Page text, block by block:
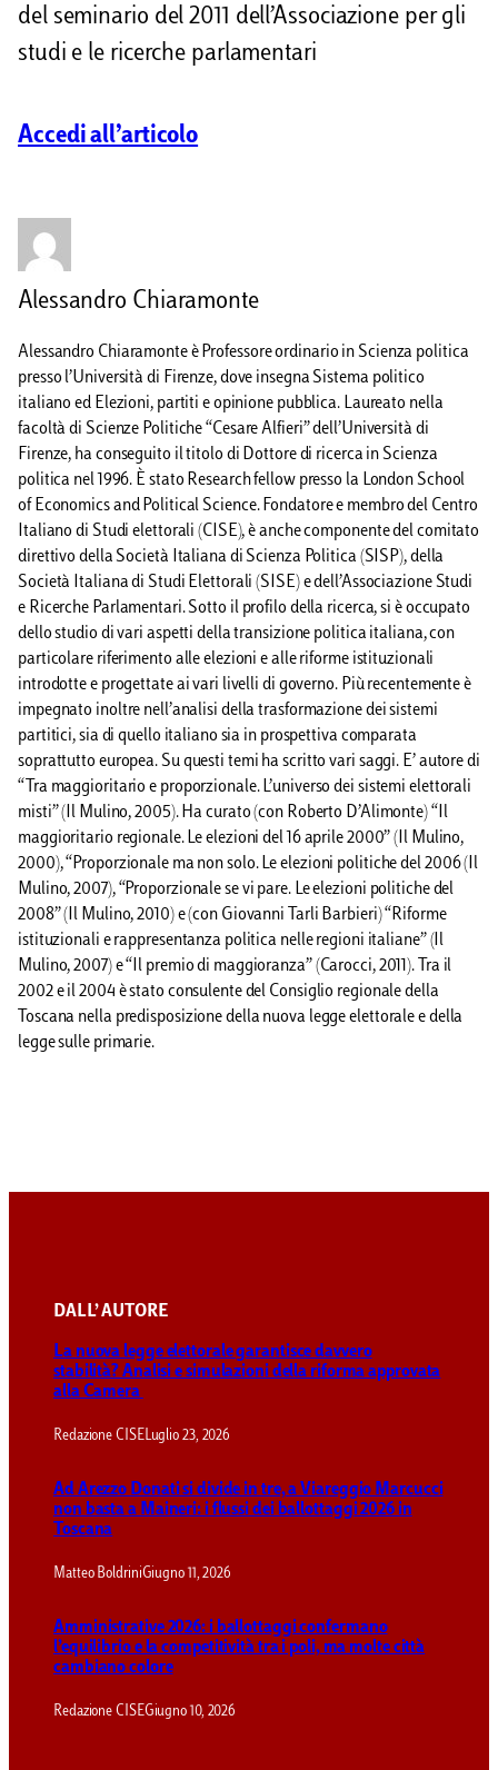
del seminario del 2011 dell’Associazione per gli
studi e le ricerche parlamentari
Accedi all’articolo
Alessandro Chiaramonte
Alessandro Chiaramonte è Professore ordinario in Scienza politica
presso l’Università di Firenze, dove insegna Sistema politico
italiano ed Elezioni, partiti e opinione pubblica. Laureato nella
facoltà di Scienze Politiche “Cesare Alfieri” dell’Università di
Firenze, ha conseguito il titolo di Dottore di ricerca in Scienza
politica nel 1996. È stato Research fellow presso la London School
of Economics and Political Science. Fondatore e membro del Centro
Italiano di Studi elettorali (CISE), è anche componente del comitato
direttivo della Società Italiana di Scienza Politica (SISP), della
Società Italiana di Studi Elettorali (SISE) e dell’Associazione Studi
e Ricerche Parlamentari. Sotto il profilo della ricerca, si è occupato
dello studio di vari aspetti della transizione politica italiana, con
particolare riferimento alle elezioni e alle riforme istituzionali
introdotte e progettate ai vari livelli di governo. Più recentemente è
impegnato inoltre nell’analisi della trasformazione dei sistemi
partitici, sia di quello italiano sia in prospettiva comparata
soprattutto europea. Su questi temi ha scritto vari saggi. E’ autore di
“Tra maggioritario e proporzionale. L’universo dei sistemi elettorali
misti” (Il Mulino, 2005). Ha curato (con Roberto D’Alimonte) “Il
maggioritario regionale. Le elezioni del 16 aprile 2000” (Il Mulino,
2000), “Proporzionale ma non solo. Le elezioni politiche del 2006 (Il
Mulino, 2007), “Proporzionale se vi pare. Le elezioni politiche del
2008” (Il Mulino, 2010) e (con Giovanni Tarli Barbieri) “Riforme
istituzionali e rappresentanza politica nelle regioni italiane” (Il
Mulino, 2007) e “Il premio di maggioranza” (Carocci, 2011). Tra il
2002 e il 2004 è stato consulente del Consiglio regionale della
Toscana nella predisposizione della nuova legge elettorale e della
legge sulle primarie.
DALL’ AUTORE
La nuova legge elettorale garantisce davvero
stabilità? Analisi e simulazioni della riforma approvata
alla Camera
Redazione CISELuglio 23, 2026
Ad Arezzo Donati si divide in tre, a Viareggio Marcucci
non basta a Maineri: i flussi dei ballottaggi 2026 in
Toscana
Matteo BoldriniGiugno 11, 2026
Amministrative 2026: i ballottaggi confermano
l’equilibrio e la competitività tra i poli, ma molte città
cambiano colore
Redazione CISEGiugno 10, 2026